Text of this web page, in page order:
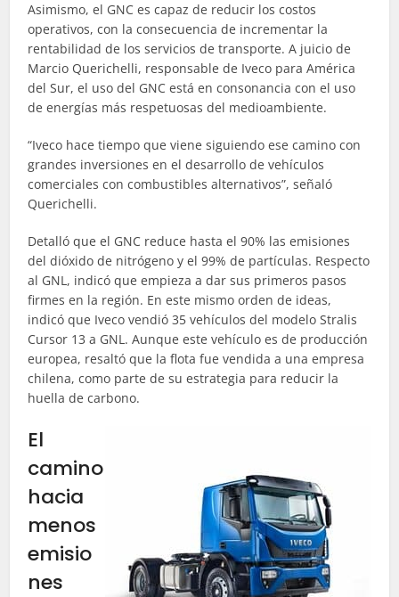
Asimismo, el GNC es capaz de reducir los costos
operativos, con la consecuencia de incrementar la
rentabilidad de los servicios de transporte. A juicio de
Marcio Querichelli, responsable de Iveco para América
del Sur, el uso del GNC está en consonancia con el uso
de energías más respetuosas del medioambiente.
“Iveco hace tiempo que viene siguiendo ese camino con
grandes inversiones en el desarrollo de vehículos
comerciales con combustibles alternativos”, señaló
Querichelli.
Detalló que el GNC reduce hasta el 90% las emisiones
del dióxido de nitrógeno y el 99% de partículas. Respecto
al GNL, indicó que empieza a dar sus primeros pasos
firmes en la región. En este mismo orden de ideas,
indicó que Iveco vendió 35 vehículos del modelo Stralis
Cursor 13 a GNL. Aunque este vehículo es de producción
europea, resaltó que la flota fue vendida a una empresa
chilena, como parte de su estrategia para reducir la
huella de carbono.
El
camino
hacia
menos
emisio
nes